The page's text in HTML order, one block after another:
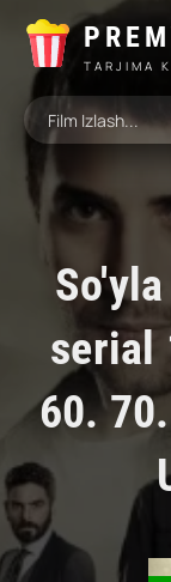
TARJIMA
serial
60.